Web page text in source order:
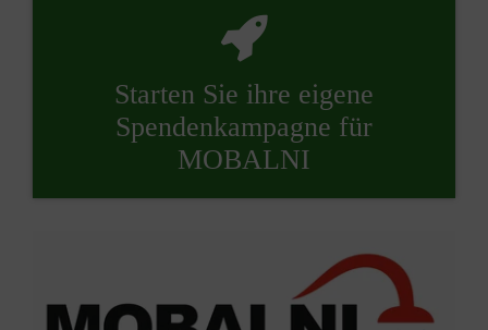
Starten Sie ihre eigene
Spendenkampagne für
MOBALNI